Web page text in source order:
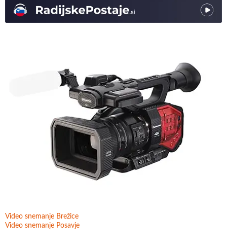
Video snemanje Brežice
Video snemanje Posavje